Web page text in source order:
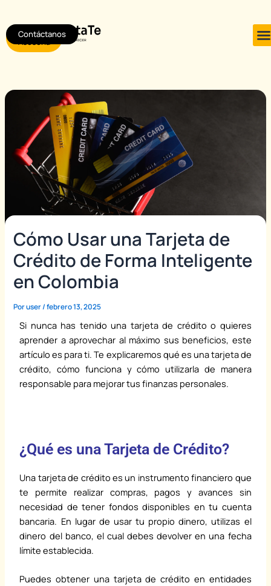
contenido
Agendar
Asesoría
Contáctanos
Cómo Usar una Tarjeta de
Crédito de Forma Inteligente
en Colombia
Poruser/febrero 13, 2025
Si nunca has tenido una tarjeta de crédito o quieres
aprender a aprovechar al máximo sus beneficios, este
artículo es para ti. Te explicaremos qué es una tarjeta de
crédito, cómo funciona y cómo utilizarla de manera
responsable para mejorar tus finanzas personales.
¿Qué es una Tarjeta de Crédito?
Una tarjeta de crédito es un instrumento financiero que
te permite realizar compras, pagos y avances sin
necesidad de tener fondos disponibles en tu cuenta
bancaria. En lugar de usar tu propio dinero, utilizas el
dinero del banco, el cual debes devolver en una fecha
límite establecida.
Puedes obtener una tarjeta de crédito en entidades
navigation